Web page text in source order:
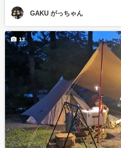
GAKU がっちゃん
13